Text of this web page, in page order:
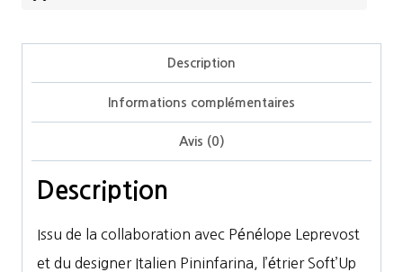
Description
Informations complémentaires
Avis (0)
Description
Issu de la collaboration avec Pénélope Leprevost
et du designer Italien Pininfarina, l’étrier Soft’Up